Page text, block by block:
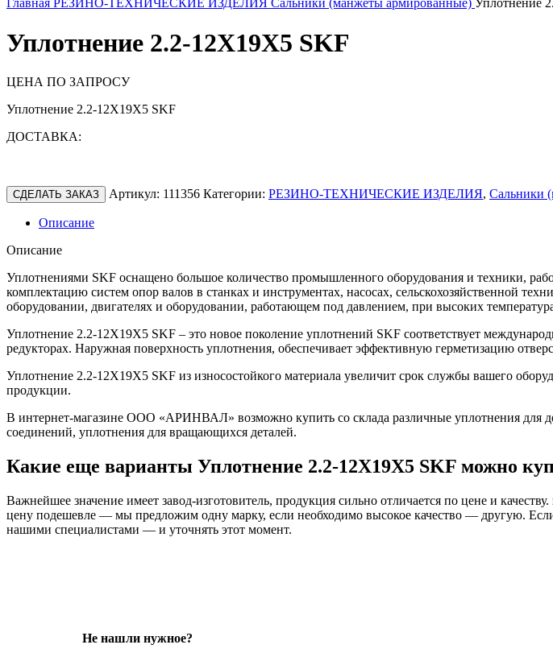
Главная РЕЗИНО-ТЕХНИЧЕСКИЕ ИЗДЕЛИЯ Сальники (манжеты армированные) Уплотнение
Уплотнение 2.2-12X19X5 SKF
ЦЕНА ПО ЗАПРОСУ
Уплотнение 2.2-12X19X5 SKF
ДОСТАВКА:
СДЕЛАТЬ ЗАКАЗ Артикул: 111356 Категории: РЕЗИНО-ТЕХНИЧЕСКИЕ ИЗДЕЛИЯ, Сальники
Описание
Описание
Уплотнениями SKF оснащено большое количество промышленного оборудования и техники,
комплектацию систем опор валов в станках и инструментах, насосах, сельскохозяйственной
оборудовании, двигателях и оборудовании, работающем под давлением, при высоких
Уплотнение 2.2-12X19X5 SKF – это новое поколение уплотнений SKF соответствует
редукторах. Наружная поверхность уплотнения, обеспечивает эффективную герметизацию
Уплотнение 2.2-12X19X5 SKF из износостойкого материала увеличит срок службы вашего
продукции.
В интернет-магазине ООО «АРИНВАЛ» возможно купить со склада различные уплотнения для
соединений, уплотнения для вращающихся деталей.
Какие еще варианты Уплотнение 2.2-12X19X5 SKF можно
Важнейшее значение имеет завод-изготовитель, продукция сильно отличается по цене и
цену подешевле — мы предложим одну марку, если необходимо высокое качество — другую.
нашими специалистами — и уточнять этот момент.
Не нашли нужное?